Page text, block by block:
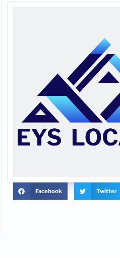
Facebook Twitter